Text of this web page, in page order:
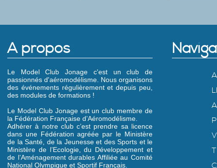
A propos
Le Model Club Jonage c'est un club de
passionnés d'aéromodélisme. Nous organisons
des événements régulièrement et depuis peu,
des modules de formations !
Le Model Club Jonage est un club membre de
la Fédération Française d’Aéromodélisme.
Adhérer à notre club c’est prendre sa licence
dans une Fédération agréée par le Ministère
de la Santé, de la Jeunesse et des Sports et le
Ministère de l’Ecologie, du Développement et
de l’Aménagement durables Affiliée au Comité
National Olympique et Sportif Français.